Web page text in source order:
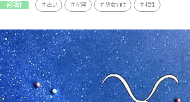
診断 占い 星座 男女向け 相性